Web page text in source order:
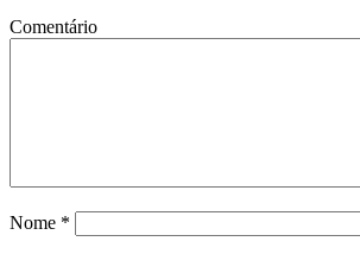
Comentário
Nome *